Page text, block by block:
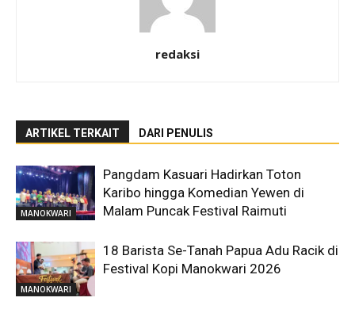
redaksi
ARTIKEL TERKAIT DARI PENULIS
MANOKWARI
Pangdam Kasuari Hadirkan Toton
Karibo hingga Komedian Yewen di
Malam Puncak Festival Raimuti
MANOKWARI
18 Barista Se-Tanah Papua Adu Racik di
Festival Kopi Manokwari 2026